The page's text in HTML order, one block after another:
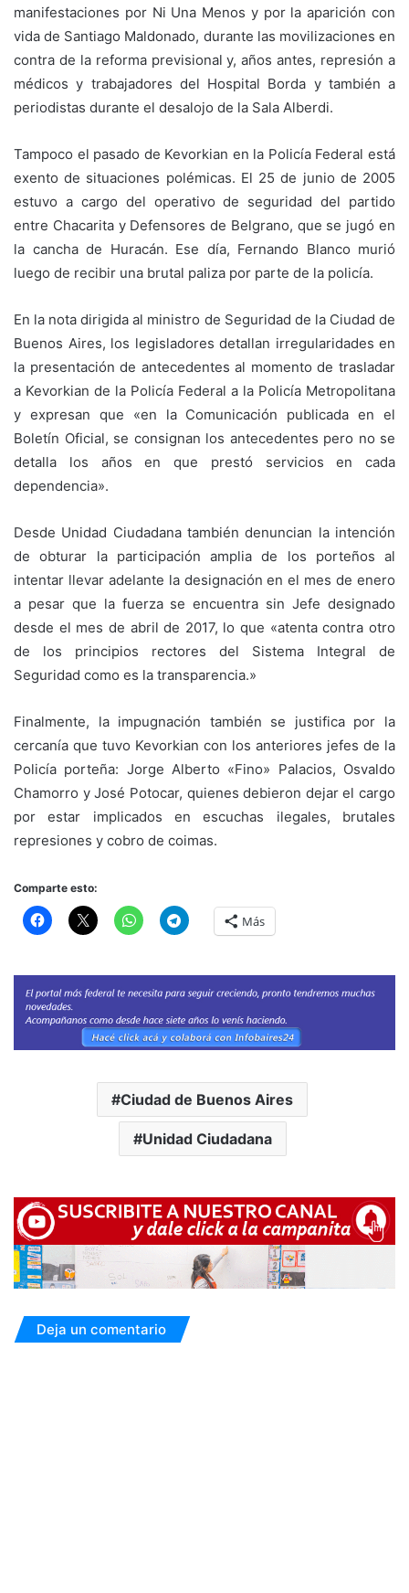
manifestaciones por Ni Una Menos y por la aparición con
vida de Santiago Maldonado, durante las movilizaciones en
contra de la reforma previsional y, años antes, represión a
médicos y trabajadores del Hospital Borda y también a
periodistas durante el desalojo de la Sala Alberdi.
Tampoco el pasado de Kevorkian en la Policía Federal está
exento de situaciones polémicas. El 25 de junio de 2005
estuvo a cargo del operativo de seguridad del partido
entre Chacarita y Defensores de Belgrano, que se jugó en
la cancha de Huracán. Ese día, Fernando Blanco murió
luego de recibir una brutal paliza por parte de la policía.
En la nota dirigida al ministro de Seguridad de la Ciudad de
Buenos Aires, los legisladores detallan irregularidades en
la presentación de antecedentes al momento de trasladar
a Kevorkian de la Policía Federal a la Policía Metropolitana
y expresan que «en la Comunicación publicada en el
Boletín Oficial, se consignan los antecedentes pero no se
detalla los años en que prestó servicios en cada
dependencia».
Desde Unidad Ciudadana también denuncian la intención
de obturar la participación amplia de los porteños al
intentar llevar adelante la designación en el mes de enero
a pesar que la fuerza se encuentra sin Jefe designado
desde el mes de abril de 2017, lo que «atenta contra otro
de los principios rectores del Sistema Integral de
Seguridad como es la transparencia.»
Finalmente, la impugnación también se justifica por la
cercanía que tuvo Kevorkian con los anteriores jefes de la
Policía porteña: Jorge Alberto «Fino» Palacios, Osvaldo
Chamorro y José Potocar, quienes debieron dejar el cargo
por estar implicados en escuchas ilegales, brutales
represiones y cobro de coimas.
Comparte esto:
Más
Ciudad de Buenos Aires
Unidad Ciudadana
Deja un comentario